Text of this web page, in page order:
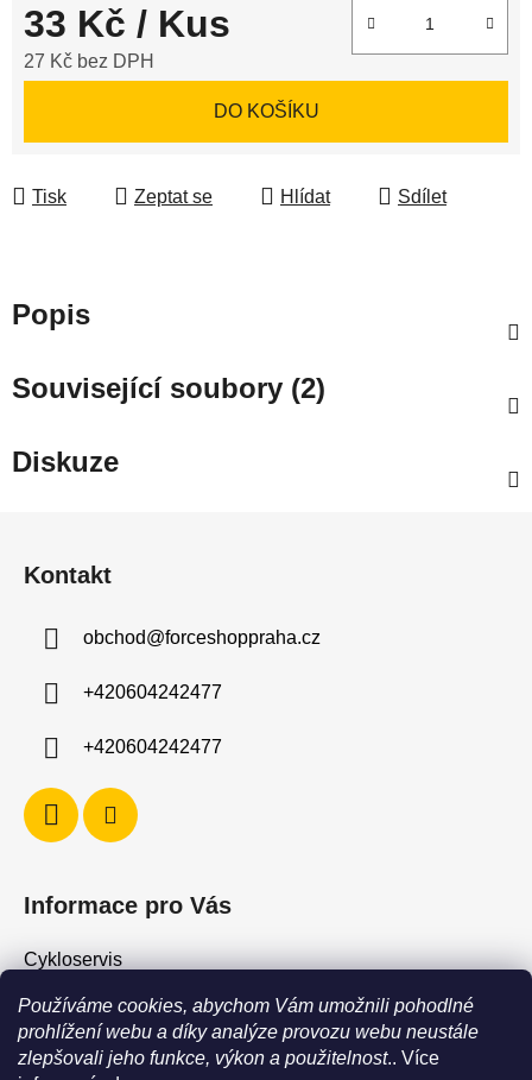
Používáme cookies, abychom Vám umožnili pohodlné
prohlížení webu a díky analýze provozu webu neustále
zlepšovali jeho funkce, výkon a použitelnost.. Více
33 Kč / Kus
27 Kč bez DPH
DO KOŠÍKU
Tisk Zeptat se Hlídat Sdílet
Popis
Související soubory (2)
Diskuze
Kontakt
obchod@forceshoppraha.cz
+420604242477
+420604242477
Informace pro Vás
Cykloservis
Skiservis
Obchodní podmínky
Podmínky ochrany osobních údajů